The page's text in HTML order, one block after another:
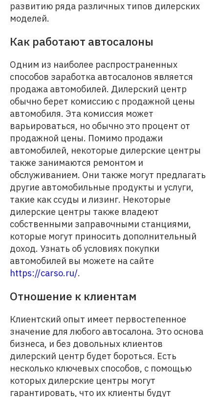
развитию ряда различных типов дилерских
моделей.
Как работают автосалоны
Одним из наиболее распространенных
способов заработка автосалонов является
продажа автомобилей. Дилерский центр
обычно берет комиссию с продажной цены
автомобиля. Эта комиссия может
варьироваться, но обычно это процент от
продажной цены. Помимо продажи
автомобилей, некоторые дилерские центры
также занимаются ремонтом и
обслуживанием. Они также могут предлагать
другие автомобильные продукты и услуги,
такие как ссуды и лизинг. Некоторые
дилерские центры также владеют
собственными заправочными станциями,
которые могут приносить дополнительный
доход. Узнать об условиях покупки
автомобилей вы можете на сайте
https://carso.ru/.
Отношение к клиентам
Клиентский опыт имеет первостепенное
значение для любого автосалона. Это основа
бизнеса, и без довольных клиентов
дилерский центр будет бороться. Есть
несколько ключевых способов, с помощью
которых дилерские центры могут
гарантировать, что их клиенты будут